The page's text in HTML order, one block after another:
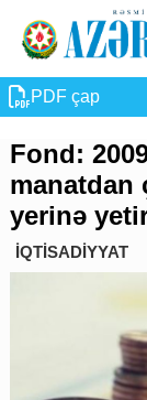
PDF çap
Fond:
manatdan
yerinə
İQTİSADİYYAT